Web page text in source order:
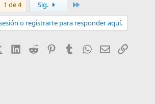
1 de 4 Sig.
o registrarte para responder aquí.
X (Twitter)
LinkedIn
Reddit PinterestTumblr WhatsApp
EmailEnlace